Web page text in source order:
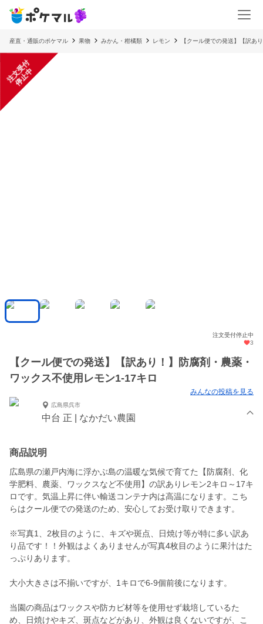
産直・通販のポケマル 果物 みかん・柑橘類 レモン 【クール便での発送】【訳あ
注
文
受
付
停
止
中
注文受付停止中
3
【クール便での発送】【訳あり！】防腐剤・農薬・
ワックス不使用レモン1-17キロ
みんなの投稿を見る
広島県呉市
中台 正 | なかだい農園
商品説明
広島県の瀬戸内海に浮かぶ島の温暖な気候で育てた【防腐剤、化
学肥料、農薬、ワックスなど不使用】の訳ありレモン2キロ～17キ
ロです。気温上昇に伴い輸送コンテナ内は高温になります。こち
らはクール便での発送のため、安心してお受け取りできます。
※写真1、2枚目のように、キズや斑点、日焼け等が特に多い訳あ
り品です！！外観はよくありませんが写真4枚目のように果汁はた
っぷりあります。
大小大きさは不揃いですが、1キロで6-9個前後になります。
当園の商品はワックスや防カビ材等を使用せず栽培しているた
め、日焼けやキズ、斑点などがあり、外観は良くないですが、こ